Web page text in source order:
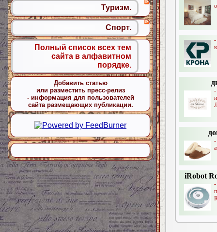
-
iRobot
Туризм.
Спорт.
Полный список всех тем
сайта в алфавитном
порядке.
Добавить статью
или разместить пресс-релиз
- информация для пользователей
сайта размещающих публикации.